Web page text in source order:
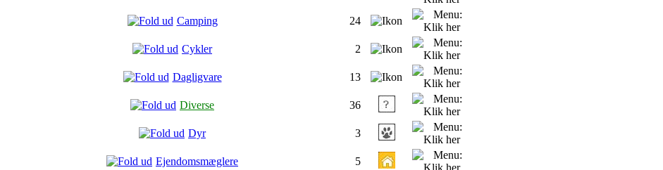
Camping 24
Cykler 2
Dagligvare 13
Diverse 36
Dyr 3
Ejendomsmæglere 5